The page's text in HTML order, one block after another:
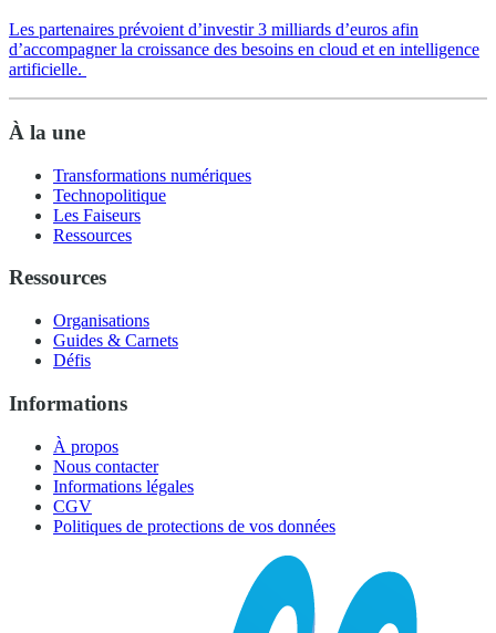
Les partenaires prévoient d’investir 3 milliards d’euros afin
d’accompagner la croissance des besoins en cloud et en intelligence
artificielle.
À la une
Transformations numériques
Technopolitique
Les Faiseurs
Ressources
Ressources
Organisations
Guides & Carnets
Défis
Informations
À propos
Nous contacter
Informations légales
CGV
Politiques de protections de vos données